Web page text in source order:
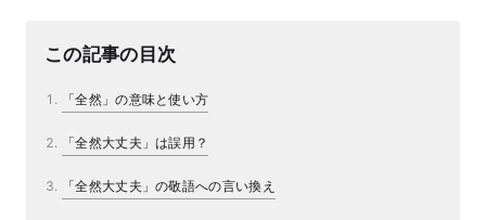
この記事の目次
「全然」の意味と使い方
「全然大丈夫」は誤用？
「全然大丈夫」の敬語への言い換え